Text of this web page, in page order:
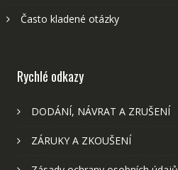
Často kladené otázky
Rychlé odkazy
DODÁNÍ, NÁVRAT A ZRUŠENÍ
ZÁRUKY A ZKOUŠENÍ